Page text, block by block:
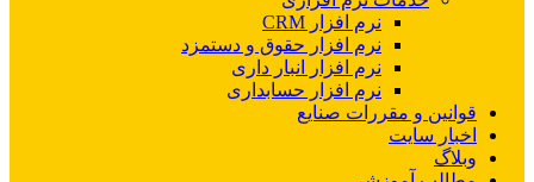
نرم افزار CRM
نرم افزار حقوق و دستمزد
نرم افزار انبار داری
نرم افزار حسابداری
قوانین و مقررات صنایع
اخبار سایت
وبلاگ